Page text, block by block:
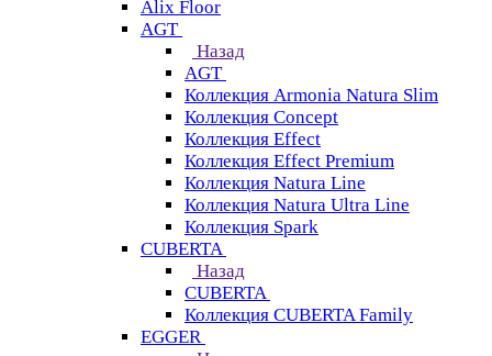
Alix Floor
AGT
Назад
AGT
Коллекция Armonia Natura Slim
Коллекция Concept
Коллекция Effect
Коллекция Effect Premium
Коллекция Natura Line
Коллекция Natura Ultra Line
Коллекция Spark
CUBERTA
Назад
CUBERTA
Коллекция CUBERTA Family
EGGER